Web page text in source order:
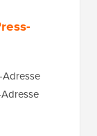
Adresse